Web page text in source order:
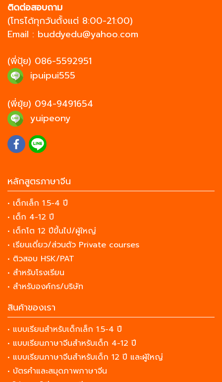
ติดต่อสอบถาม
(โทรได้ทุกวันตั้งแต่ 8:00-21:00)
Email : buddyedu@yahoo.com
(พี่ปุ้ย) 086-5592951
ipuipui555
(พี่ยุ้ย) 094-9491654
yuipeony
หลักสูตรภาษาจีน
• เด็กเล็ก 1.5-4 ปี
• เด็ก 4-12 ปี
• เด็กโต 12 ปีขึ้นไป/ผู้ใหญ่
• เรียนเดี่ยว/ส่วนตัว Private courses
• ติวสอบ HSK/PAT
• สำหรับโรงเรียน
• สำหรับองค์กร/บริษัท
สินค้าของเรา
• แบบเรียนสำหรับเด็กเล็ก 1.5-4 ปี
• แบบเรียนภาษาจีนสำหรับเด็ก 4-12 ปี
• แบบเรียนภาษาจีนสำหรับเด็ก 12 ปี และผู้ใหญ่
• บัตรคำและสมุดภาพภาษาจีน